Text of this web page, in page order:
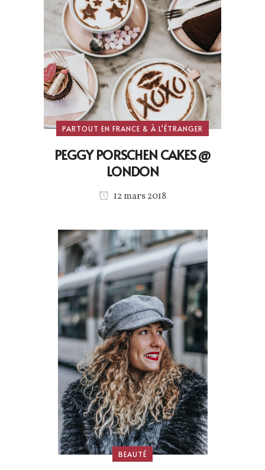
PARTOUT EN FRANCE & À L'ÉTRANGER
PEGGY PORSCHEN CAKES @
LONDON
12 mars 2018
BEAUTÉ